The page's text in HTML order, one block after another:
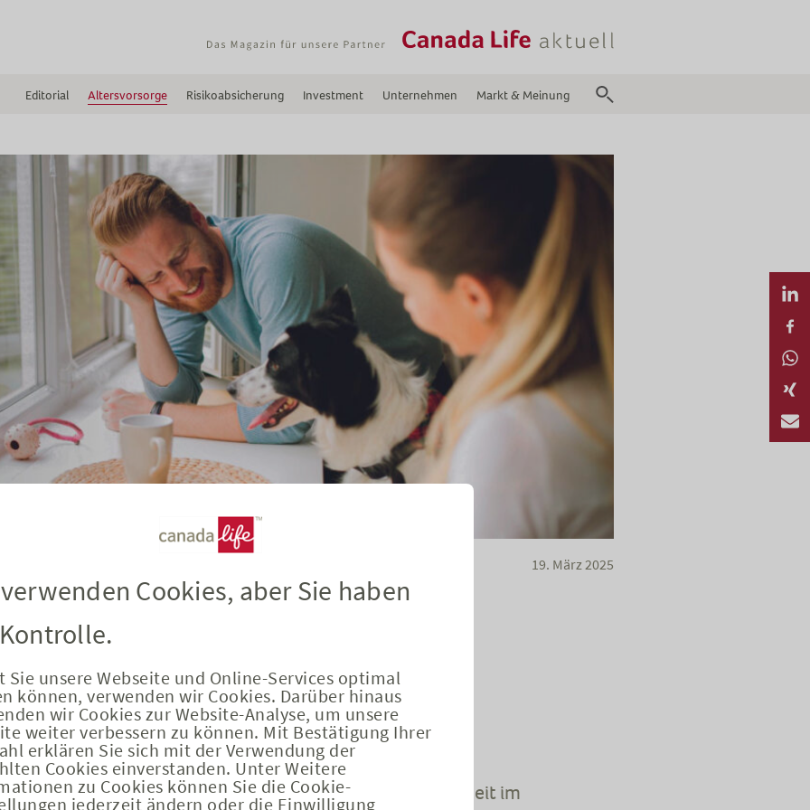
Cookies, aber Sie haben
Sie unsere Webseite und Online-Services optimal
können, verwenden wir Cookies. Darüber hinaus
wir Cookies zur Website-Analyse, um unsere
weiter verbessern zu können. Mit Bestätigung Ihrer
erklären Sie sich mit der Verwendung der
Cookies einverstanden. Unter Weitere
zu Cookies können Sie die Cookie-
jederzeit ändern oder die Einwilligung
Editorial Altersvorsorge Risikoabsicherung Investment Unternehmen Markt & Meinung
19. März 2025
Altersvorsorge – warum
und Kunden unterschiedliche
ist ein entscheidendes Thema für die finanzielle Sicherheit im